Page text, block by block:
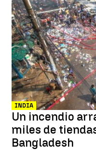
INDIA
Un incendio
miles de
Bangladesh